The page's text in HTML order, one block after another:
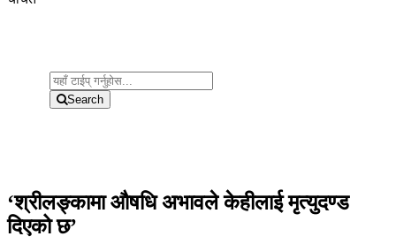
Search
‘श्रीलङ्कामा औषधि अभावले केहीलाई मृत्युदण्ड
दिएको छ’